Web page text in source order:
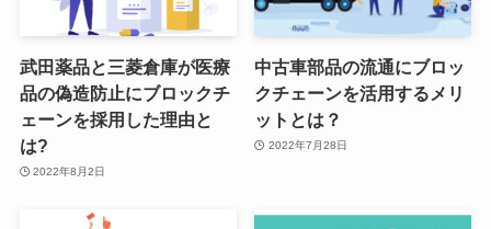
武田薬品と三菱倉庫が医療
品の偽造防止にブロックチ
ェーンを採用した理由と
は?
2022年8月2日
中古車部品の流通にブロッ
クチェーンを活用するメリ
ットとは？
2022年7月28日